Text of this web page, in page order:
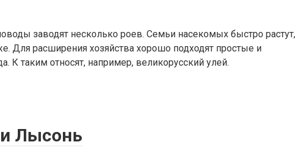
заводят несколько роев. Семьи насекомых быстро растут,
Для расширения хозяйства хорошо подходят простые и
К таким относят, например, великорусский улей.
Лысонь